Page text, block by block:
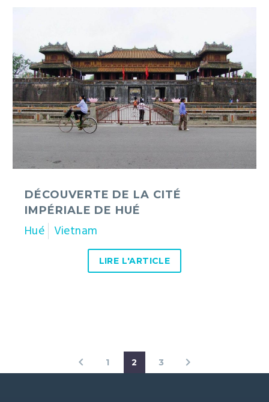
cité
impériale
de
Hué
DÉCOUVERTE DE LA CITÉ
IMPÉRIALE DE HUÉ
Hué Vietnam
LIRE L'ARTICLE
1 2 3